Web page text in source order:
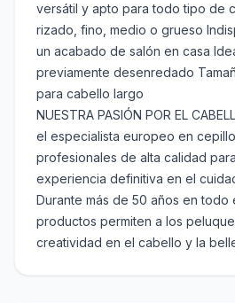
versátil y apto para todo tipo de
rizado, fino, medio o grueso
un acabado de salón en casa
previamente desenredado
para cabello largo
NUESTRA PASIÓN POR EL
el especialista europeo en
profesionales de alta calidad
experiencia definitiva en el
Durante más de 50 años en todo
productos permiten a los
creatividad en el cabello y la